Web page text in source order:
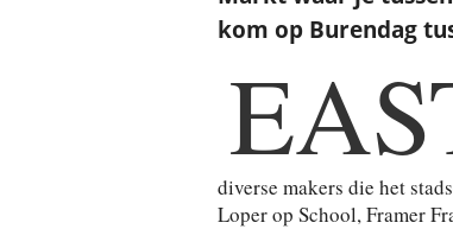
kom op Burendag
diverse makers die het
Loper op School, Framer